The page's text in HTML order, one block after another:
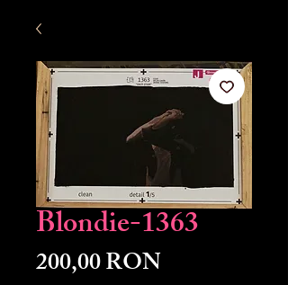
Blondie-1363
200,00 RONPreț